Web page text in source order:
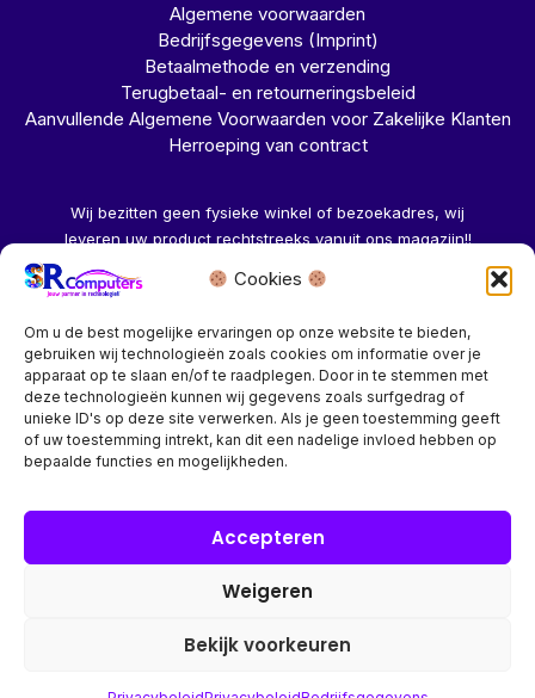
Cookies
Om u de best mogelijke ervaringen op onze website te bieden,
gebruiken wij technologieën zoals cookies om informatie over je
apparaat op te slaan en/of te raadplegen. Door in te stemmen met
deze technologieën kunnen wij gegevens zoals surfgedrag of
unieke ID's op deze site verwerken. Als je geen toestemming geeft
of uw toestemming intrekt, kan dit een nadelige invloed hebben op
bepaalde functies en mogelijkheden.
Accepteren
Weigeren
Bekijk voorkeuren
Algemene voorwaarden
Bedrijfsgegevens (Imprint)
Betaalmethode en verzending
Terugbetaal- en retourneringsbeleid
Aanvullende Algemene Voorwaarden voor Zakelijke Klanten
Herroeping van contract
Wij bezitten geen fysieke winkel of bezoekadres, wij
leveren uw product rechtstreeks vanuit ons magazijn!!
Herroeping aanvragen →
Bedrijf? vraag een account aan voor speciale prijzen!
groothandel account, dan worden automatisch alle prijzen